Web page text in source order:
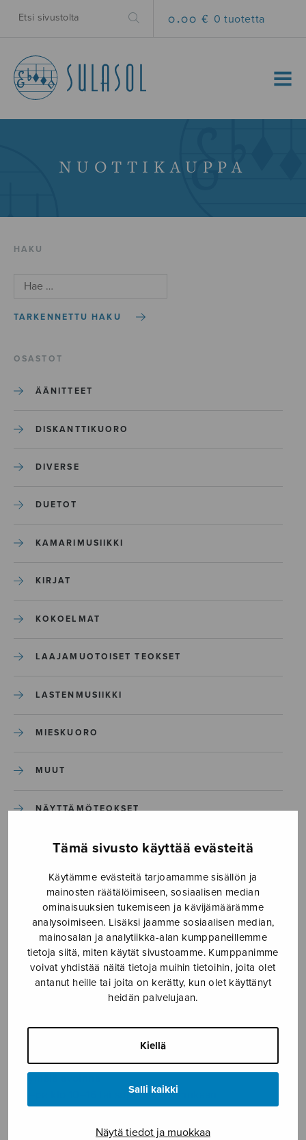
Tämä sivusto käyttää evästeitä
Käytämme evästeitä tarjoamamme sisällön ja
mainosten räätälöimiseen, sosiaalisen median
ominaisuuksien tukemiseen ja kävijämäärämme
analysoimiseen. Lisäksi jaamme sosiaalisen median,
mainosalan ja analytiikka-alan kumppaneillemme
tietoja siitä, miten käytät sivustoamme. Kumppanimme
voivat yhdistää näitä tietoja muihin tietoihin, joita olet
antanut heille tai joita on kerätty, kun olet käyttänyt
heidän palvelujaan.
Kiellä
Salli kaikki
Näytä tiedot ja muokkaa
0.00 € 0 tuotetta
MENU
NUOTTIKAUPPA
HAKU
TARKENNETTU HAKU
OSASTOT
ÄÄNITTEET
DISKANTTIKUORO
DIVERSE
DUETOT
KAMARIMUSIIKKI
KIRJAT
KOKOELMAT
LAAJAMUOTOISET TEOKSET
LASTENMUSIIKKI
MIESKUORO
MUUT
NÄYTTÄMÖTEOKSET
SEKAKUORO
SOITINKOULUT JA OPPAAT
SOITINMUSIIKKI
YKSINLAULU
Sulasol nuottikauppa
ma–pe klo 10–16 tai sopimuksen mukaan
Tallberginkatu 1 B, 1,5 krs.